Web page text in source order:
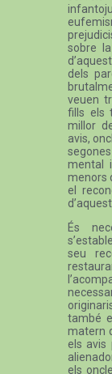
sobre
dels
veuen
fills els
millor
avis,
mental
menors
el
És
seu
també
matern
els avis
els